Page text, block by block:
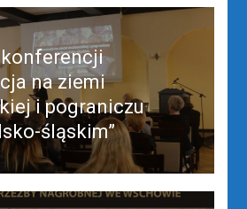
na ziemi
i pograniczu
śląskim”